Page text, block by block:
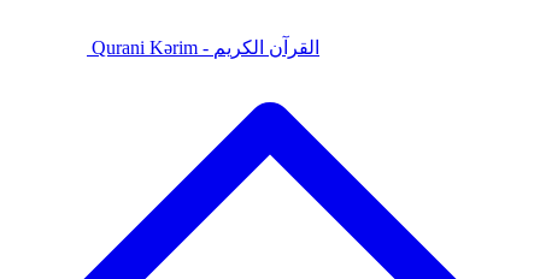
Qurani Kərim - القرآن الكريم